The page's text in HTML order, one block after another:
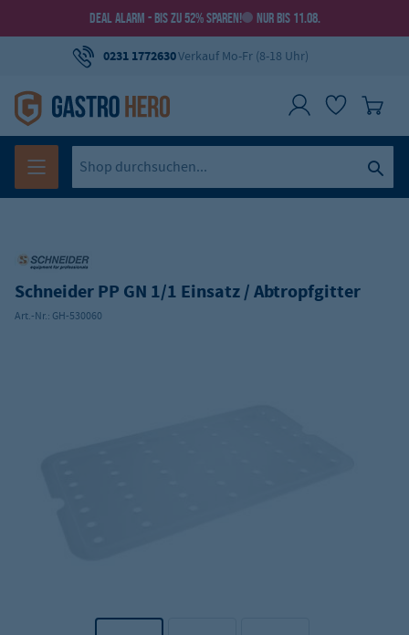
DEAL ALARM - BIS ZU 52% SPAREN! NUR BIS 11.08.
0231 1772630Verkauf Mo-Fr (8-18 Uhr)
Schneider PP GN 1/1 Einsatz / Abtropfgitter
Art.-Nr.: GH-530060